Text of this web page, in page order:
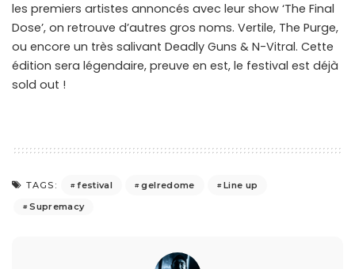
les premiers artistes annoncés avec leur show ‘The Final
Dose’, on retrouve d’autres gros noms. Vertile, The Purge,
ou encore un très salivant Deadly Guns & N-Vitral. Cette
édition sera légendaire, preuve en est, le festival est déjà
sold out !
TAGS: festival gelredome
Line up
Supremacy